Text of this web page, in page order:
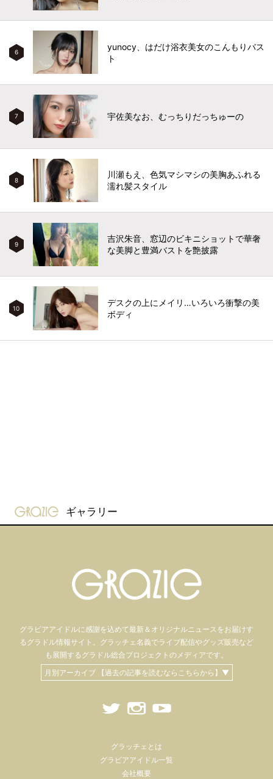
6
yunocy、はだけ浴衣美女のこんもりバス
ト
7 宇佐美なお、むっちりだっちゅーの
8
川瀬もえ、色気マシマシの美胸あふれる
濡れ髪スタイル
9
吉沢朱音、窓辺のビキニショットで華奢
な美脚と豊満バストを艶披露
10
デスクの上にメイリ…いろいろ衝撃の美
ボディ
gravure-grazie
ギャラリー
グラビアアイドルに感謝を込めて最新＆オリジナルニュースをお届けす
るグラドル情報サイト。 グラッチェ名義でライブ配信やグッズ販売など
も 展開するグラドル総合プロジェクトのメディアです。
月別アーカイブ 【過去の記事を読むならこちらから】▼
グラッチェとは
グラビアアイドル一覧
会社概要